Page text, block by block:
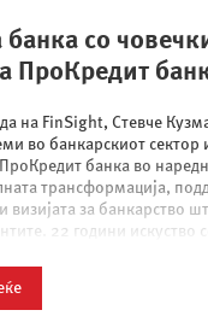
со
ПроКредит
на FinSight, Стевче
во банкарскиот сектор
банка во
трансформација,
визијата за банкарство
22 години искуство